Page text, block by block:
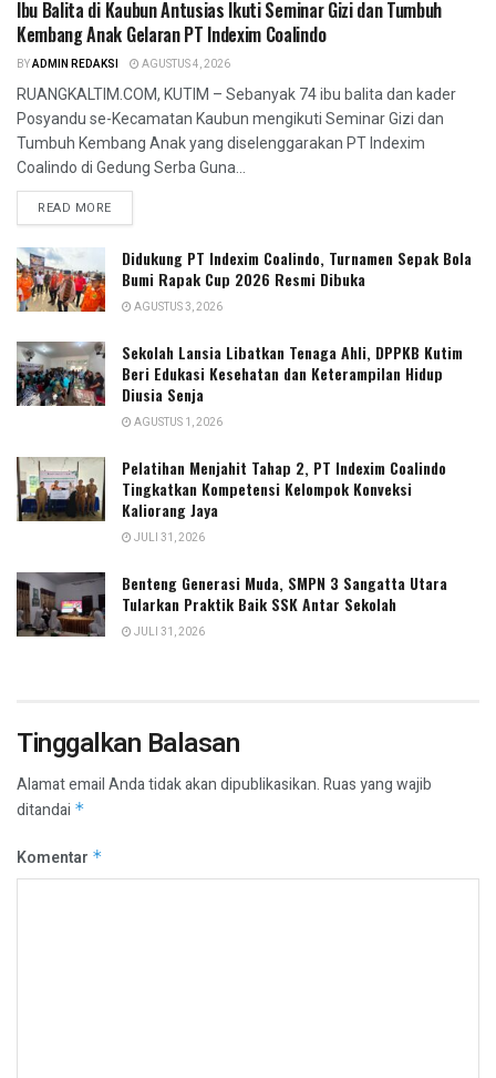
Ibu Balita di Kaubun Antusias Ikuti Seminar Gizi dan Tumbuh
Kembang Anak Gelaran PT Indexim Coalindo
BYADMIN REDAKSI AGUSTUS 4, 2026
RUANGKALTIM.COM, KUTIM – Sebanyak 74 ibu balita dan kader
Posyandu se-Kecamatan Kaubun mengikuti Seminar Gizi dan
Tumbuh Kembang Anak yang diselenggarakan PT Indexim
Coalindo di Gedung Serba Guna...
READ MORE
Didukung PT Indexim Coalindo, Turnamen Sepak Bola
Bumi Rapak Cup 2026 Resmi Dibuka
AGUSTUS 3, 2026
Sekolah Lansia Libatkan Tenaga Ahli, DPPKB Kutim
Beri Edukasi Kesehatan dan Keterampilan Hidup
Diusia Senja
AGUSTUS 1, 2026
Pelatihan Menjahit Tahap 2, PT Indexim Coalindo
Tingkatkan Kompetensi Kelompok Konveksi
Kaliorang Jaya
JULI 31, 2026
Benteng Generasi Muda, SMPN 3 Sangatta Utara
Tularkan Praktik Baik SSK Antar Sekolah
JULI 31, 2026
Tinggalkan Balasan
Alamat email Anda tidak akan dipublikasikan.Ruas yang wajib
ditandai *
Komentar *